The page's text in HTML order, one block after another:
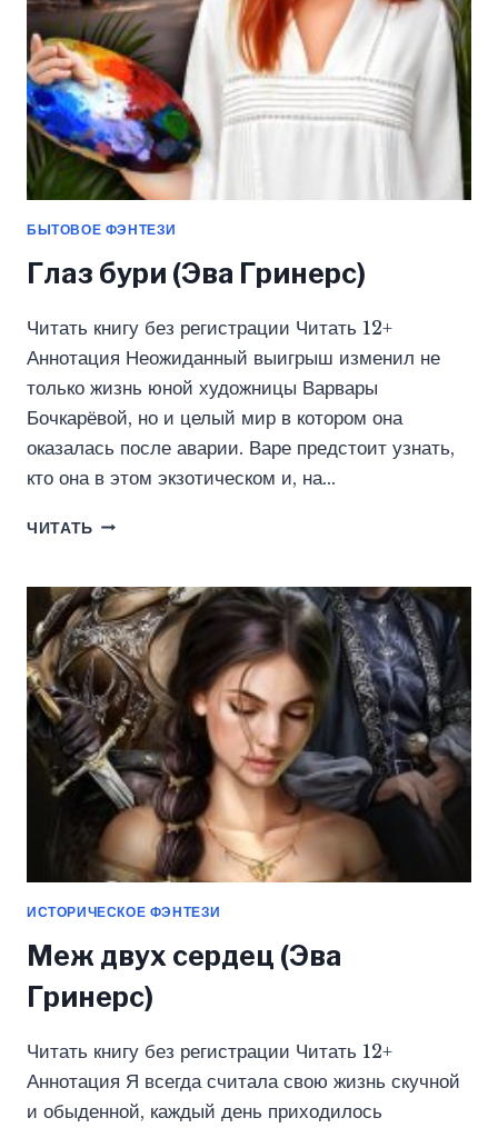
БЫТОВОЕ ФЭНТЕЗИ
Глаз бури (Эва Гринерс)
Читать книгу без регистрации Читать 12+
Аннотация Неожиданный выигрыш изменил не
только жизнь юной художницы Варвары
Бочкарёвой, но и целый мир в котором она
оказалась после аварии. Варе предстоит узнать,
кто она в этом экзотическом и, на…
ЧИТАТЬ ГЛАЗ
ГРИНЕРС)
ИСТОРИЧЕСКОЕ ФЭНТЕЗИ
Меж двух сердец (Эва
Гринерс)
Читать книгу без регистрации Читать 12+
Аннотация Я всегда считала свою жизнь скучной
и обыденной, каждый день приходилось